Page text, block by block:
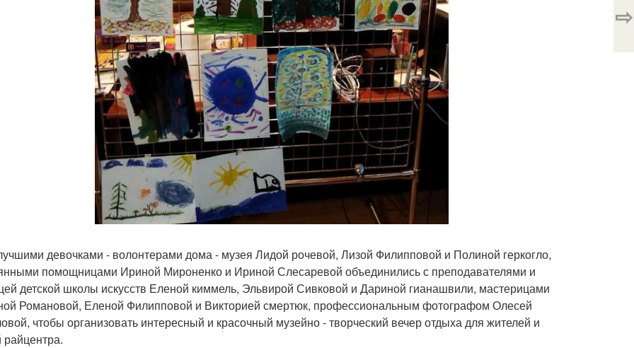
девочками - волонтерами дома - музея Лидой рочевой, Лизой Филипповой и Полиной геркогло,
помощницами Ириной Мироненко и Ириной Слесаревой объединились с преподавателями и
детской школы искусств Еленой киммель, Эльвирой Сивковой и Дариной гианашвили, мастерицами
Романовой, Еленой Филипповой и Викторией смертюк, профессиональным фотографом Олесей
чтобы организовать интересный и красочный музейно - творческий вечер отдыха для жителей и
райцентра.
⇨